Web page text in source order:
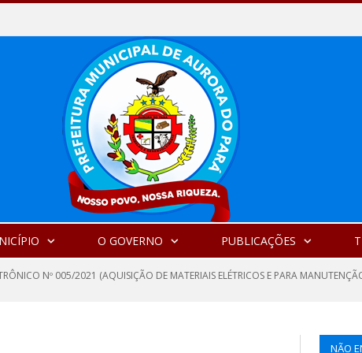
O GOVERNO PUBLICAÇÕES
Nº 005/2021 (AQUISIÇÃO DE MATERIAIS ELÉTRICOS E PARA
NÃO